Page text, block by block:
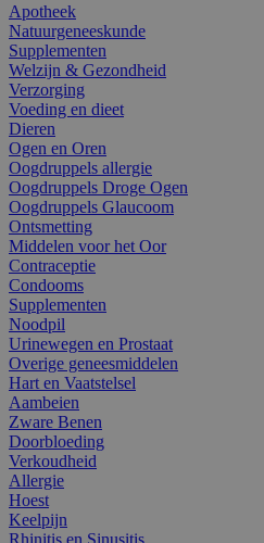
Apotheek
Natuurgeneeskunde
Supplementen
Welzijn & Gezondheid
Verzorging
Voeding en dieet
Dieren
Ogen en Oren
Oogdruppels allergie
Oogdruppels Droge Ogen
Oogdruppels Glaucoom
Ontsmetting
Middelen voor het Oor
Contraceptie
Condooms
Supplementen
Noodpil
Urinewegen en Prostaat
Overige geneesmiddelen
Hart en Vaatstelsel
Aambeien
Zware Benen
Doorbloeding
Verkoudheid
Allergie
Hoest
Keelpijn
Rhinitis en Sinusitis